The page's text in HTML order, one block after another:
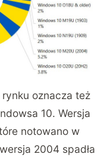
rynku oznacza też
10. Wersja
notowano w
2004 spadła